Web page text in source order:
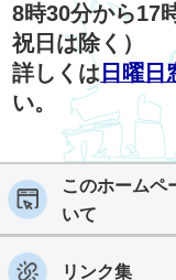
8時30分から17
祝日は除く）
詳しくは 日曜日
い。
このホームペ
いて
リンク集